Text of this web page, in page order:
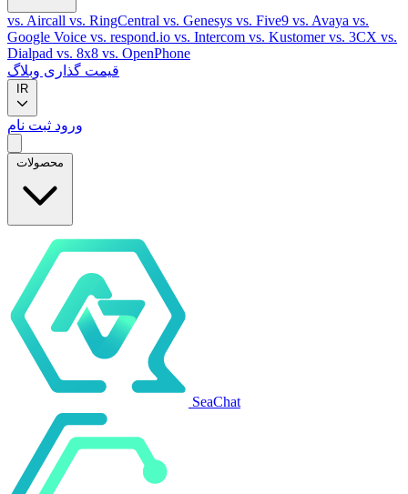
vs. Aircall vs. RingCentral vs. Genesys vs. Five9 vs. Avaya vs.
Google Voice vs. respond.io vs. Intercom vs. Kustomervs. 3CX vs.
Dialpad vs. 8x8 vs. OpenPhone
قیمت گذاری وبلاگ
IR
ورود ثبت نام
محصولات
SeaChat